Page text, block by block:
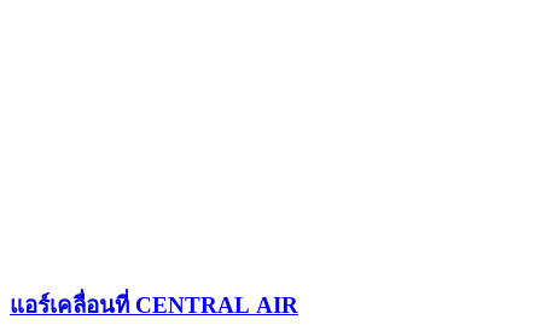
แอร์เคลื่อนที่ CENTRAL AIR